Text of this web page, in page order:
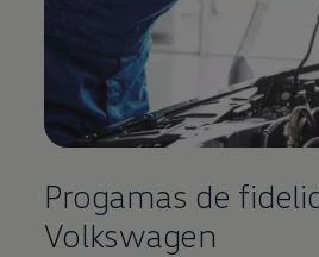
Progamas de
Volkswagen